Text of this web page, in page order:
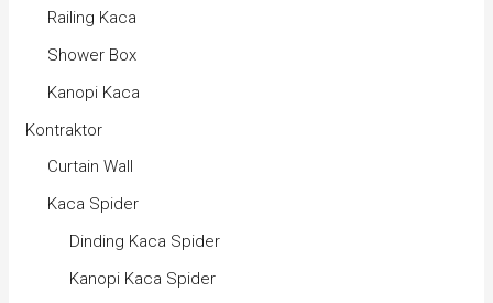
Railing Kaca
Shower Box
Kanopi Kaca
Kontraktor
Curtain Wall
Kaca Spider
Dinding Kaca Spider
Kanopi Kaca Spider